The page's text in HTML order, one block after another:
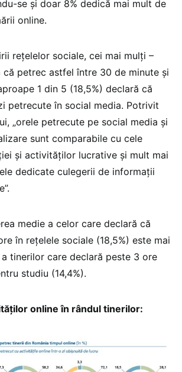
se și doar 8% dedică mai mult de
online.
rețelelor sociale, cei mai mulți –
că petrec astfel între 30 de minute și
1 din 5 (18,5%) declară că
petrecute în social media. Potrivit
„orele petrecute pe social media și
sunt comparabile cu cele
și activităților lucrative și mult mai
dedicate culegerii de informații
medie a celor care declară că
în rețelele sociale (18,5%) este mai
tinerilor care declară peste 3 ore
studiu (14,4%).
online în rândul tinerilor: